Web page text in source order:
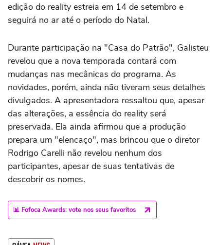
edição do reality estreia em 14 de setembro e
seguirá no ar até o período do Natal.
Durante participação na "Casa do Patrão", Galisteu
revelou que a nova temporada contará com
mudanças nas mecânicas do programa. As
novidades, porém, ainda não tiveram seus detalhes
divulgados. A apresentadora ressaltou que, apesar
das alterações, a essência do reality será
preservada. Ela ainda afirmou que a produção
prepara um "elencaço", mas brincou que o diretor
Rodrigo Carelli não revelou nenhum dos
participantes, apesar de suas tentativas de
descobrir os nomes.
📊 Fofoca Awards: vote nos seus favoritos